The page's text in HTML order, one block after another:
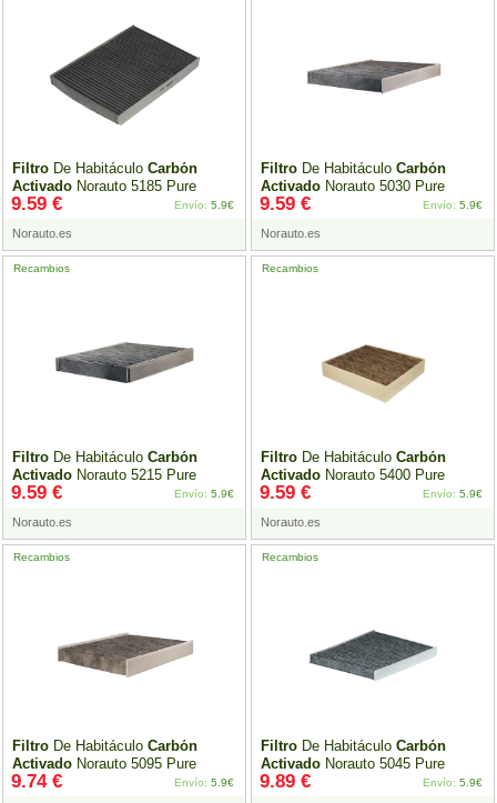
Filtro De Habitáculo Carbón
Activado Norauto 5185 Pure
Norauto.es
9.59 € Envío: 5.9€
Filtro De Habitáculo Carbón
Activado Norauto 5030 Pure
Norauto.es
9.59 € Envío: 5.9€
Filtro De Habitáculo Carbón
Activado Norauto 5215 Pure
Recambios
Norauto.es
9.59 € Envío: 5.9€
Filtro De Habitáculo Carbón
Activado Norauto 5400 Pure
Recambios
Norauto.es
9.59 € Envío: 5.9€
Filtro De Habitáculo Carbón
Activado Norauto 5095 Pure
Recambios
9.74 € Envío: 5.9€
Filtro De Habitáculo Carbón
Activado Norauto 5045 Pure
Recambios
9.89 € Envío: 5.9€